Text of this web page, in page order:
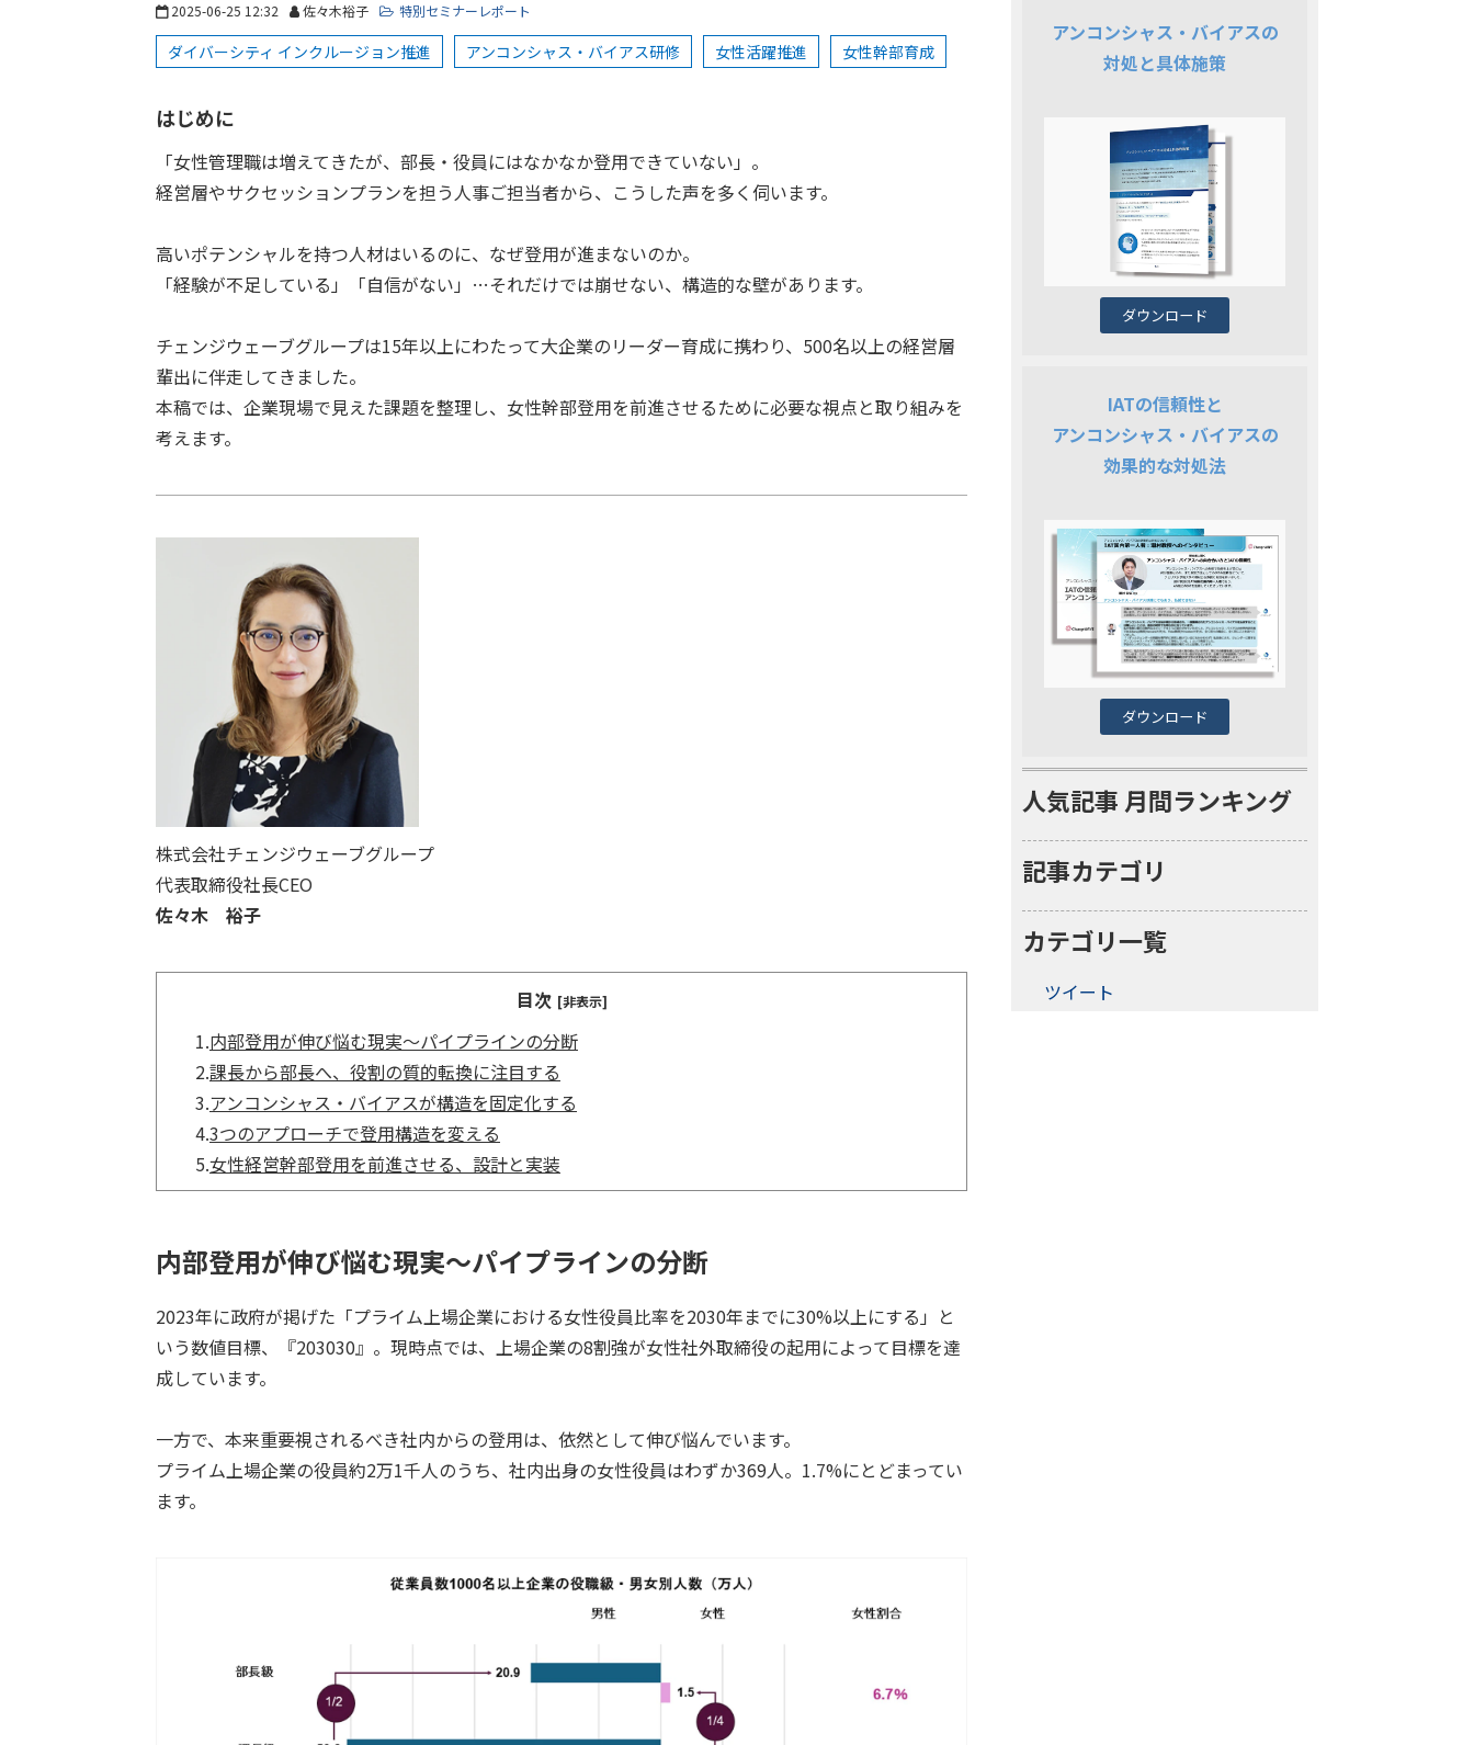
2025-06-25 12:32 佐々木裕子 特別セミナーレポート
ダイバーシティ インクルージョン推進 アンコンシャス・バイアス研修 女性活躍推進 女性幹部育成
はじめに
「女性管理職は増えてきたが、部長・役員にはなかなか登用できていない」。
経営層やサクセッションプランを担う人事ご担当者から、こうした声を多く伺います。
高いポテンシャルを持つ人材はいるのに、なぜ登用が進まないのか。
「経験が不足している」「自信がない」…それだけでは崩せない、構造的な壁があります。
チェンジウェーブグループは15年以上にわたって大企業のリーダー育成に携わり、500名以上の経営層
輩出に伴走してきました。
本稿では、企業現場で見えた課題を整理し、女性幹部登用を前進させるために必要な視点と取り組みを
考えます。
株式会社チェンジウェーブグループ
代表取締役社長CEO
佐々木 裕子
目次 [非表示]
1.内部登用が伸び悩む現実～パイプラインの分断
2.課長から部長へ、役割の質的転換に注目する
3.アンコンシャス・バイアスが構造を固定化する
4.3つのアプローチで登用構造を変える
5.女性経営幹部登用を前進させる、設計と実装
内部登用が伸び悩む現実～パイプラインの分断
2023年に政府が掲げた「プライム上場企業における女性役員比率を2030年までに30%以上にする」と
いう数値目標、『203030』。現時点では、上場企業の8割強が女性社外取締役の起用によって目標を達
成しています。
一方で、本来重要視されるべき社内からの登用は、依然として伸び悩んでいます。
プライム上場企業の役員約2万1千人のうち、社内出身の女性役員はわずか369人。1.7%にとどまってい
ます。
アンコンシャス・バイアスの
対処と具体施策
ダウンロード
IATの信頼性と
アンコンシャス・バイアスの
効果的な対処法
ダウンロード
人気記事 月間ランキング
記事カテゴリ
カテゴリ一覧
ツイート